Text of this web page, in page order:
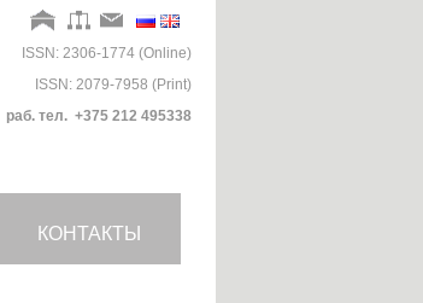
ISSN: 2306-1774 (Online)
ISSN: 2079-7958 (Print)
раб. тел. +375 212 495338
КОНТАКТЫ